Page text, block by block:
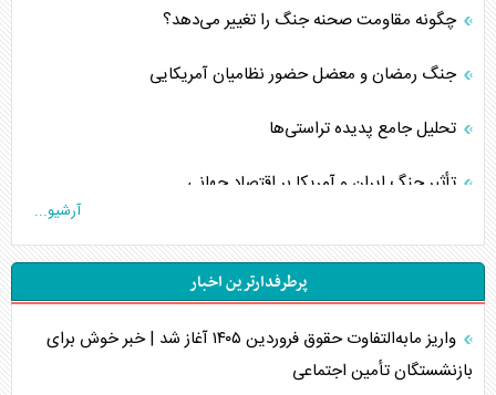
چگونه مقاومت صحنه جنگ را تغییر می‌دهد؟
جنگ رمضان و معضل حضور نظامیان آمریکایی
تحلیل جامع پدیده تراستی‌ها
تأثیر جنگ ایران و آمریکا بر اقتصاد جهانی
تخریب پل‌ها در اوکراین و فروپاشی روایت دوگانه غرب
اربعین، کابوس مشترک تل‌آویو-واشنگتن
برنامه هفتم توسعه در نقطه کور سیاستگذاری
آرشیو...
پرطرفدارترین اخبار
واریز مابه‌التفاوت حقوق فروردین ۱۴۰۵ آغاز شد | خبر خوش برای
بازنشستگان تأمین اجتماعی